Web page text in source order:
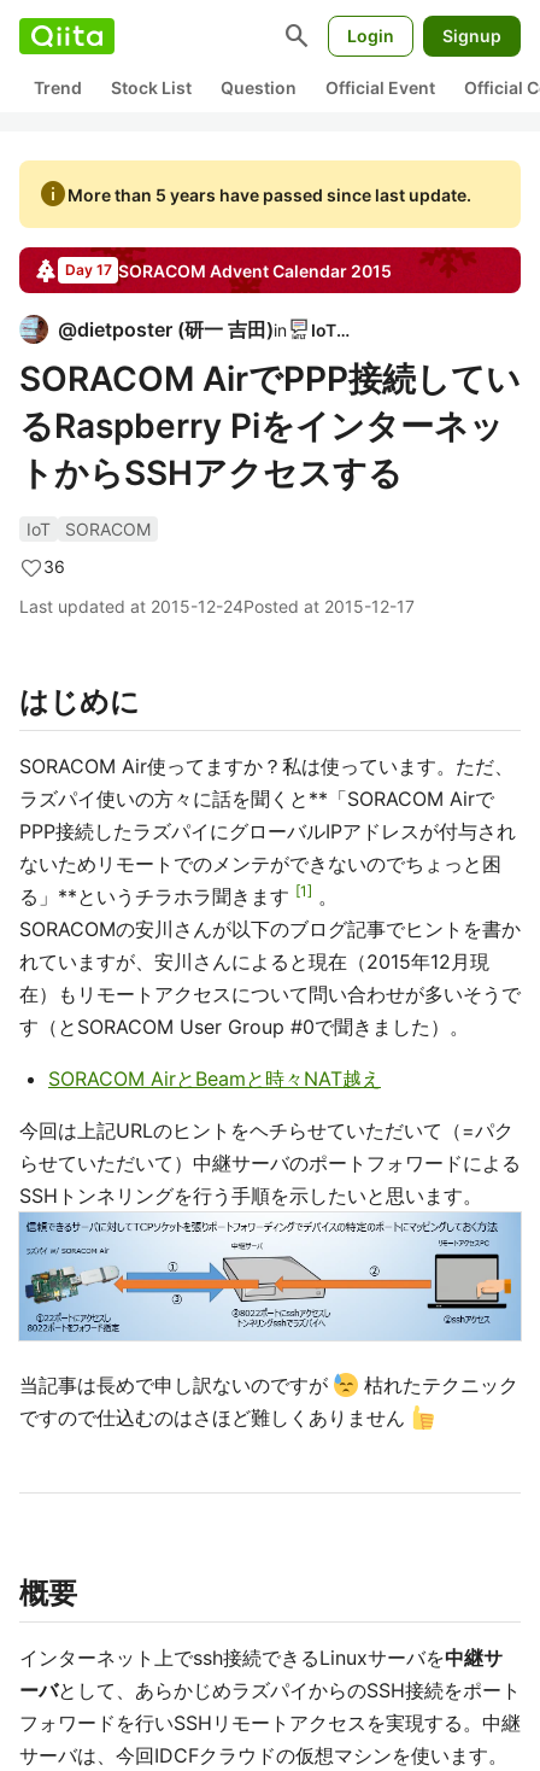
search Login Signup
Trend Stock List Question Official Event Official
infoMore than 5 years have passed since last update.
Day 17 SORACOM Advent Calendar 2015
@dietposter (研一 吉田)in IoTLT
SORACOM AirでPPP接続してい
るRaspberry Piをインターネッ
トからSSHアクセスする
IoT
SORACOM
36
Last updated at 2015-12-24Posted at 2015-12-17
はじめに
SORACOM Air使ってますか？私は使っています。ただ、
ラズパイ使いの方々に話を聞くと**「SORACOM Airで
PPP接続したラズパイにグローバルIPアドレスが付与され
ないためリモートでのメンテができないのでちょっと困
る」**というチラホラ聞きます
1
。
SORACOMの安川さんが以下のブログ記事でヒントを書か
れていますが、安川さんによると現在（2015年12月現
在）もリモートアクセスについて問い合わせが多いそうで
す（とSORACOM User Group #0で聞きました）。
SORACOM AirとBeamと時々NAT越え
今回は上記URLのヒントをヘチらせていただいて（=パク
らせていただいて）中継サーバのポートフォワードによる
SSHトンネリングを行う手順を示したいと思います。
当記事は長めで申し訳ないのですが
枯れたテクニック
ですので仕込むのはさほど難しくありません
概要
インターネット上でssh接続できるLinuxサーバを中継サ
ーバとして、あらかじめラズパイからのSSH接続をポート
フォワードを行いSSHリモートアクセスを実現する。中継
サーバは、今回IDCFクラウドの仮想マシンを使います。